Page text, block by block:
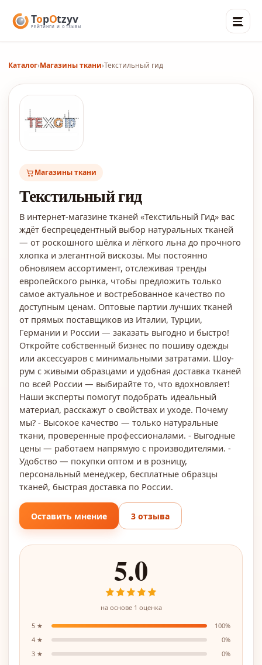
Каталог›Магазины ткани›Текстильный гид
Магазины ткани
Текстильный гид
В интернет-магазине тканей «Текстильный Гид» вас
ждёт беспрецедентный выбор натуральных тканей
— от роскошного шёлка и лёгкого льна до прочного
хлопка и элегантной вискозы. Мы постоянно
обновляем ассортимент, отслеживая тренды
европейского рынка, чтобы предложить только
самое актуальное и востребованное качество по
доступным ценам. Оптовые партии лучших тканей
от прямых поставщиков из Италии, Турции,
Германии и России — заказать выгодно и быстро!
Откройте собственный бизнес по пошиву одежды
или аксессуаров с минимальными затратами. Шоу-
рум с живыми образцами и удобная доставка тканей
по всей России — выбирайте то, что вдохновляет!
Наши эксперты помогут подобрать идеальный
материал, расскажут о свойствах и уходе. Почему
мы? - Высокое качество — только натуральные
ткани, проверенные профессионалами. - Выгодные
цены — работаем напрямую с производителями. -
Удобство — покупки оптом и в розницу,
персональный менеджер, бесплатные образцы
тканей, быстрая доставка по России.
Оставить мнение 3 отзыва
5.0
на основе 1 оценка
5 ★ 100%
4 ★ 0%
3 ★ 0%